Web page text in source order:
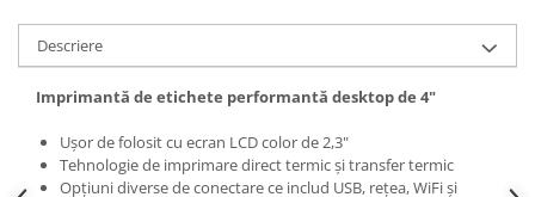
Foarfece
Hârtie / Produse din hârtie
Agende
Bloc Notes
Descriere
Imprimantă de etichete performantă desktop de 4"
Ușor de folosit cu ecran LCD color de 2,3"
Tehnologie de imprimare direct termic și transfer termic
Opțiuni diverse de conectare ce includ USB, rețea, WiFi și